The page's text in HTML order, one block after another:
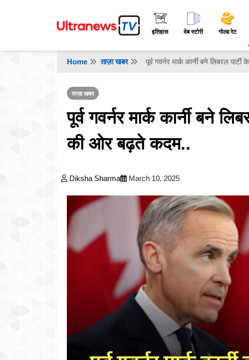
इतिहास वेब स्टोरी गोल्ड रेट
Home ताज़ा खबर पूर्व गवर्नर मार्क कार्नी बने लिबरल
ताज़ा खबर
पूर्व गवर्नर मार्क कार्नी बने
की ओर बढ़ते कदम..
Diksha Sharma March 10, 2025